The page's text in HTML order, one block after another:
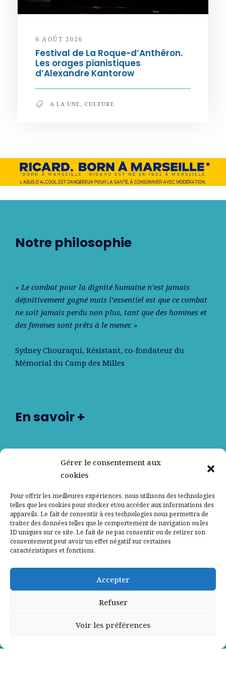
Gérer le consentement aux
cookies
Pour offrir les meilleures expériences, nous utilisons des technologies
telles que les cookies pour stocker et/ou accéder aux informations des
appareils. Le fait de consentir à ces technologies nous permettra de
traiter des données telles que le comportement de navigation ou les
ID uniques sur ce site. Le fait de ne pas consentir ou de retirer son
consentement peut avoir un effet négatif sur certaines
caractéristiques et fonctions.
Accepter
Refuser
Voir les préférences
6 AOÛT 2026
Festival de La Roque-d’Anthéron.
Les orages pianistiques
d’Alexandre Kantorow
A LA UNE, CULTURE
Notre philosophie
« Le combat pour la dignité humaine n’est jamais
déﬁnitivement gagné mais l’essentiel est que ce combat
ne soit jamais perdu non plus, tant que des hommes et
des femmes sont prêts à le mener. »
Sydney Chouraqui, Résistant, co-fondateur du
Mémorial du Camp des Milles
En savoir +
Nos partenaires
Contactez-nous
Mentions légales